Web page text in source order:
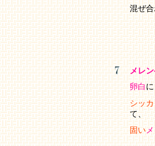
混ぜ
メレ
卵白
シッ
て、
固い